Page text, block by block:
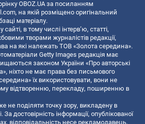
OBOZ.UA за посиланням
, на якій розміщено оригінальний
матеріалу.
в тому числі інтерв’ю, статті,
творами журналістів редакції,
на які належать ТОВ «Золота середина».
Getty Images редакція має
законом України «Про авторські
ніхто не має права без письмового
їх використовувати, вони не
відтворенню, перекладу, поширенню в
не поділяти точку зору, викладену в
За достовірність інформації, опублікованої
відповідальність несе рекламодавець.